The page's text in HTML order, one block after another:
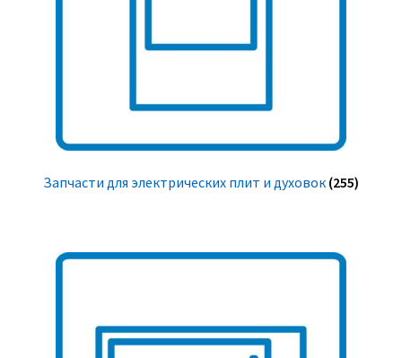
Запчасти для электрических плит и духовок (255)